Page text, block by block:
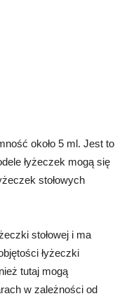
około 5 ml. Jest to
łyżeczek mogą się
stołowych
stołowej i ma
łyżeczki
tutaj mogą
w zależności od